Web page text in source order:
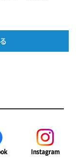
Instagram